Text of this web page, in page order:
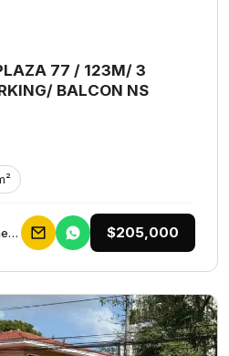
77 / 123M/ 3
BALCON NS
Galceb Group Bienes Raices $205,000